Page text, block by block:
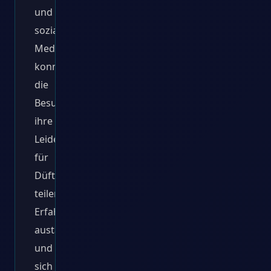
und
sozialen
Medien
konnten
die
Besucher
ihre
Leidenschaft
für
Düfte
teilen,
Erfahrungen
austauschen
und
sich